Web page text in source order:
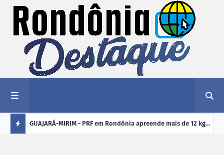
kg de GUAJARÁ-MIRIM - PRF em Rondônia apreende mais de 12 kg